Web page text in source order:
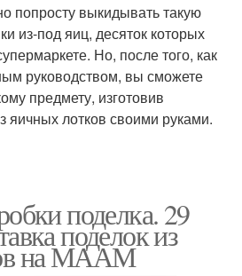
попросту выкидывать такую
из-под яиц, десяток которых
Но, после того, как
руководством, вы сможете
предмету, изготовив
яичных лотков своими руками.
поделка. 29
поделок из
на МААМ